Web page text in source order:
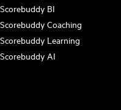
Scorebuddy BI
Scorebuddy Coaching
Scorebuddy Learning
Scorebuddy AI